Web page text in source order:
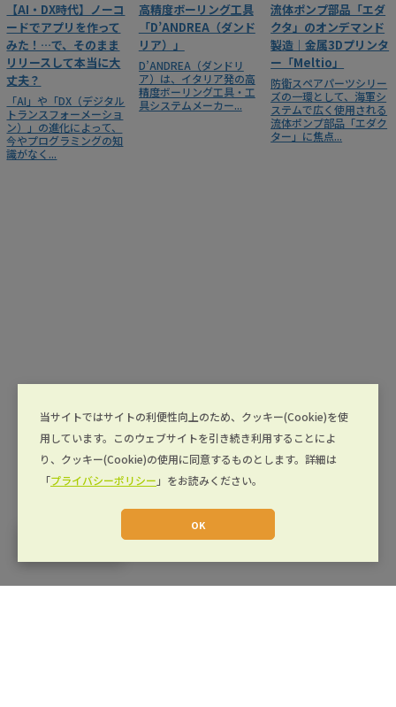
【AI・DX時代】ノーコ
ードでアプリを作って
みた！…で、そのまま
リリースして本当に大
丈夫？
「AI」や「DX（デジタル
トランスフォーメーショ
ン）」の進化によって、
今やプログラミングの知
識がなく...
高精度ボーリング工具
「D’ANDREA（ダンド
リア）」
D’ANDREA（ダンドリ
ア）は、イタリア発の高
精度ボーリング工具・工
具システムメーカー...
流体ポンプ部品「エダ
クタ」のオンデマンド
製造｜金属3Dプリンタ
ー「Meltio」
防衛スペアパーツシリー
ズの一環として、海軍シ
ステムで広く使用される
流体ポンプ部品「エダク
ター」に焦点...
当サイトではサイトの利便性向上のため、クッキー(Cookie)を使
用しています。このウェブサイトを引き続き利用することによ
り、クッキー(Cookie)の使用に同意するものとします。詳細は
「プライバシーポリシー 」をお読みください。
OK